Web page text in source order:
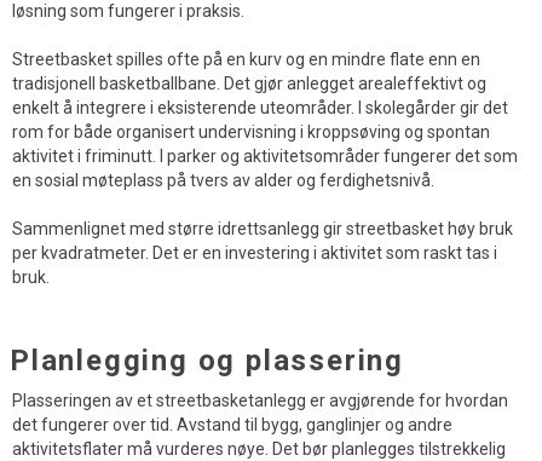
løsning som fungerer i praksis.
Streetbasket spilles ofte på en kurv og en mindre flate enn en
tradisjonell basketballbane. Det gjør anlegget arealeffektivt og
enkelt å integrere i eksisterende uteområder. I skolegårder gir det
rom for både organisert undervisning i kroppsøving og spontan
aktivitet i friminutt. I parker og aktivitetsområder fungerer det som
en sosial møteplass på tvers av alder og ferdighetsnivå.
Sammenlignet med større idrettsanlegg gir streetbasket høy bruk
per kvadratmeter. Det er en investering i aktivitet som raskt tas i
bruk.
Planlegging og plassering
Plasseringen av et streetbasketanlegg er avgjørende for hvordan
det fungerer over tid. Avstand til bygg, ganglinjer og andre
aktivitetsflater må vurderes nøye. Det bør planlegges tilstrekkelig